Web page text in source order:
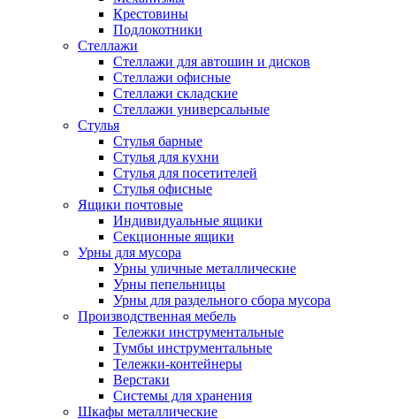
Крестовины
Подлокотники
Стеллажи
Стеллажи для автошин и дисков
Стеллажи офисные
Стеллажи складские
Стеллажи универсальные
Стулья
Стулья барные
Стулья для кухни
Стулья для посетителей
Стулья офисные
Ящики почтовые
Индивидуальные ящики
Секционные ящики
Урны для мусора
Урны уличные металлические
Урны пепельницы
Урны для раздельного сбора мусора
Производственная мебель
Тележки инструментальные
Тумбы инструментальные
Тележки-контейнеры
Верстаки
Системы для хранения
Шкафы металлические